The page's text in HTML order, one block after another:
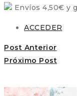
Envíos 4,50€ y
ACCEDER
Post Anterior
Próximo Post